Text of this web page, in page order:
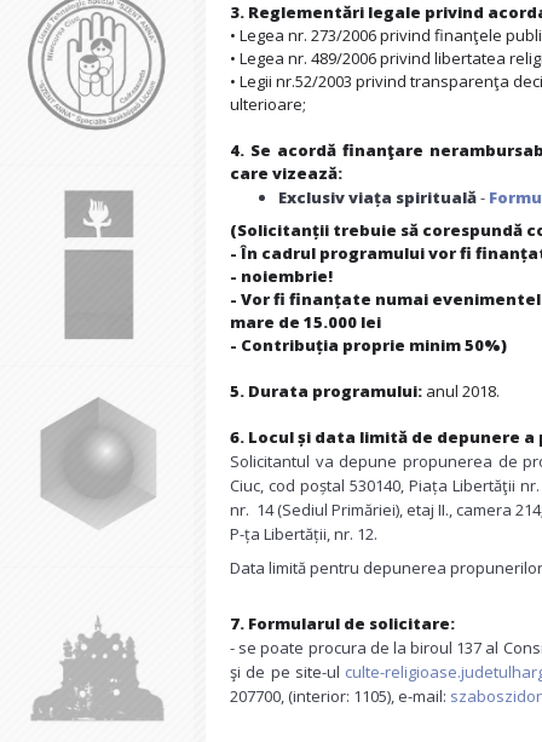
3. Reglementări legale privind
• Legea nr. 273/2006 privind finanţele
• Legea nr. 489/2006 privind libertatea
• Legii nr.52/2003 privind transparenţa
ulterioare;
4. Se acordă finanţare
care vizează:
Exclusiv viața spirituală-
(Solicitanții trebuie să corespundă
- În cadrul programului vor fi
- noiembrie!
- Vor fi finanțate numai
mare de 15.000 lei
- Contribuția proprie minim 50%)
5. Durata programului: anul 2018.
6. Locul și data limită de depunere
Solicitantul va depune propunerea de
Ciuc, cod poștal 530140, Piața Libertăţii
nr. 14 (Sediul Primăriei), etaj II., camera
P-ța Libertății, nr. 12.
Data limită pentru depunerea
7. Formularul de solicitare:
- se poate procura de la biroul 137 al
şi de pe site-ul culte-
207700, (interior: 1105), e-mail: